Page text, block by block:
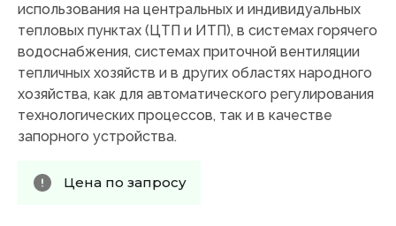
использования на центральных и индивидуальных
тепловых пунктах (ЦТП и ИТП), в системах горячего
водоснабжения, системах приточной вентиляции
тепличных хозяйств и в других областях народного
хозяйства, как для автоматического регулирования
технологических процессов, так и в качестве
запорного устройства.
Цена по запросу